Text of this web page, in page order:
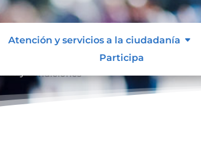
Atención y servicios a la ciudadanía
Participa